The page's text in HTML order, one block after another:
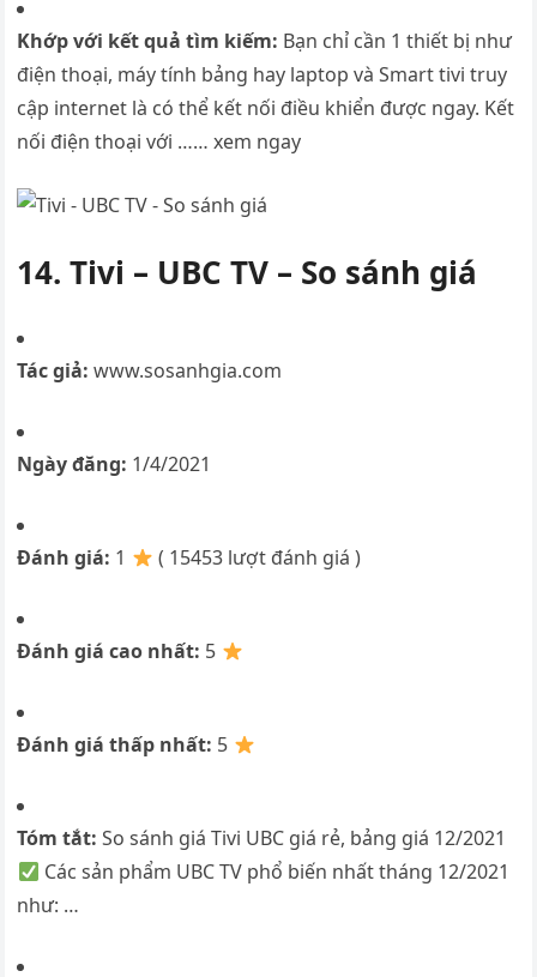
Khớp với kết quả tìm kiếm: Bạn chỉ cần 1 thiết bị như
điện thoại, máy tính bảng hay laptop và Smart tivi truy
cập internet là có thể kết nối điều khiển được ngay. Kết
nối điện thoại với …… xem ngay
14. Tivi – UBC TV – So sánh giá
Tác giả:www.sosanhgia.com
Ngày đăng: 1/4/2021
Đánh giá: 1 ( 15453 lượt đánh giá )
Đánh giá cao nhất: 5
Đánh giá thấp nhất: 5
Tóm tắt:So sánh giá Tivi UBC giá rẻ, bảng giá 12/2021
Các sản phẩm UBC TV phổ biến nhất tháng 12/2021
như: …